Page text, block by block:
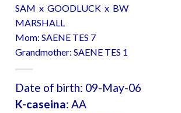
SAM x GOODLUCK x BW
MARSHALL
Mom: SAENE TES 7
Grandmother: SAENE TES 1
Date of birth: 09-May-06
K-caseina: AA